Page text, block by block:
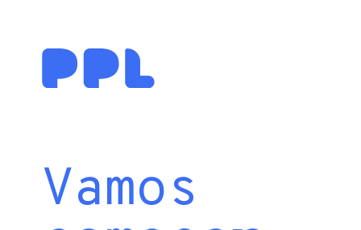
Vamos